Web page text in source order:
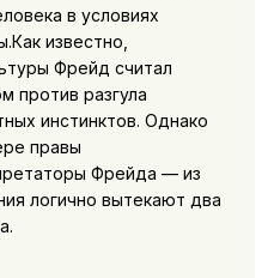
в условиях
известно,
Фрейд считал
против разгула
инстинктов. Однако
пра­вы
Фрейда — из
логично вытекают два